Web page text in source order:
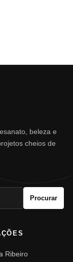
beleza e
cheios de
Procurar
Ribeiro